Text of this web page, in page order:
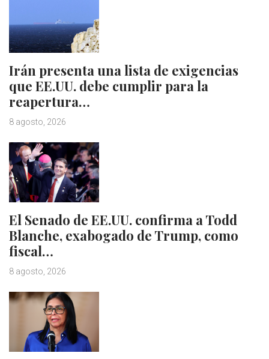
Irán presenta una lista de exigencias
que EE.UU. debe cumplir para la
reapertura…
8 agosto, 2026
El Senado de EE.UU. confirma a Todd
Blanche, exabogado de Trump, como
fiscal…
8 agosto, 2026